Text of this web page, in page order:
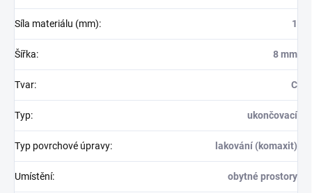
Síla materiálu (mm): 1
Šířka: 8 mm
Tvar: C
Typ: ukončovací
Typ povrchové úpravy: lakování (komaxit)
Umístění: obytné prostory